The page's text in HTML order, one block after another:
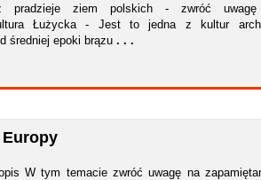
pradzieje ziem polskich - zwróć
Łużycka - Jest to jedna z kultur
średniej epoki brązu . . .
W tym temacie zwróć uwagę na